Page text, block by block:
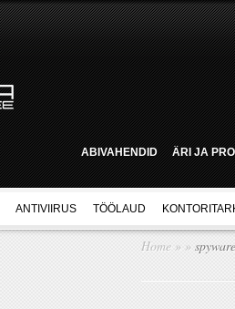
ABIVAHENDID ÄRI JA
ANTIVIIRUS TÖÖLAUD
Home » »